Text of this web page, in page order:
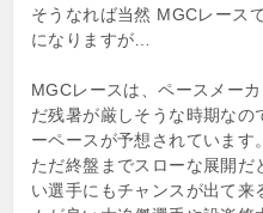
そうなれば当然 MGCレース
になりますが…
MGCレースは、ペースメー
だ残暑が厳しそうな時期なの
ーペースが予想されています。
ただ終盤までスローな展開だ
い選手にもチャンスが出て来